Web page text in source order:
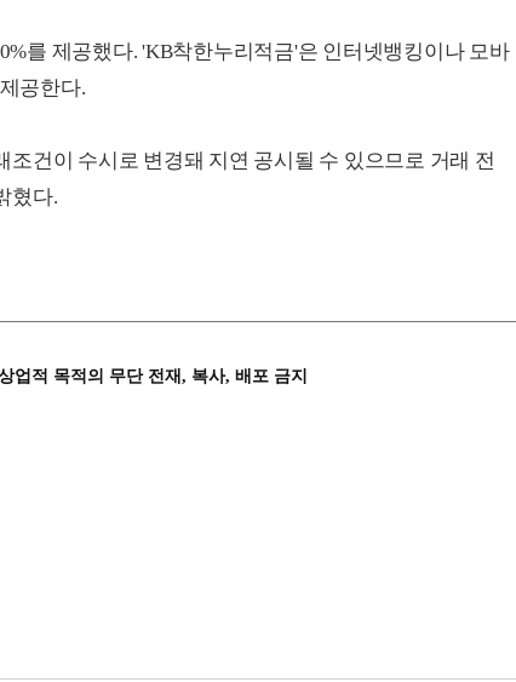
를 제공했다. 'KB착한누리적금'은 인터넷뱅킹이나 모바
공한다.
건이 수시로 변경돼 지연 공시될 수 있으므로 거래 전
혔다.
업적 목적의 무단 전재, 복사, 배포 금지